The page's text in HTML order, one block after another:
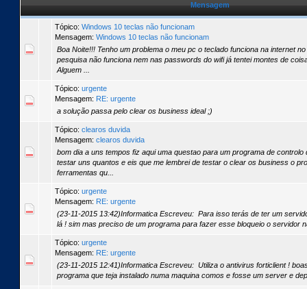
Mensagem
Tópico: Windows 10 teclas não funcionam
Mensagem: Windows 10 teclas não funcionam
Boa Noite!!! Tenho um problema o meu pc o teclado funciona na internet
pesquisa não funciona nem nas passwords do wifi já tentei montes de
Alguem ...
Tópico: urgente
Mensagem: RE: urgente
a solução passa pelo clear os business ideal ;)
Tópico: clearos duvida
Mensagem: clearos duvida
bom dia a uns tempos fiz aqui uma questao para um programa de
testar uns quantos e eis que me lembrei de testar o clear os business o
ferramentas qu...
Tópico: urgente
Mensagem: RE: urgente
(23-11-2015 13:42)Informatica Escreveu: Para isso terás de ter um
lá ! sim mas preciso de um programa para fazer esse bloqueio o servidor
Tópico: urgente
Mensagem: RE: urgente
(23-11-2015 12:41)Informatica Escreveu: Utiliza o antivirus forticlient !
programa que teja instalado numa maquina comos e fosse um server e